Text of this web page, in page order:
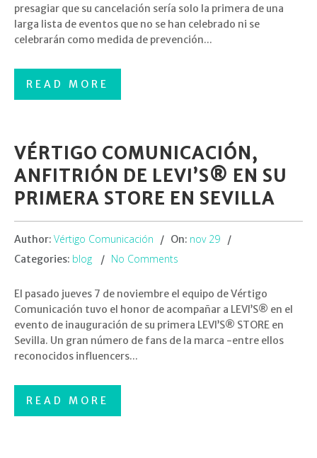
presagiar que su cancelación sería solo la primera de una
larga lista de eventos que no se han celebrado ni se
celebrarán como medida de prevención...
READ MORE
VÉRTIGO COMUNICACIÓN,
ANFITRIÓN DE LEVI’S® EN SU
PRIMERA STORE EN SEVILLA
Author: Vértigo Comunicación On: nov 29
Categories: blog No Comments
El pasado jueves 7 de noviembre el equipo de Vértigo
Comunicación tuvo el honor de acompañar a LEVI’S® en el
evento de inauguración de su primera LEVI’S® STORE en
Sevilla. Un gran número de fans de la marca -entre ellos
reconocidos influencers...
READ MORE